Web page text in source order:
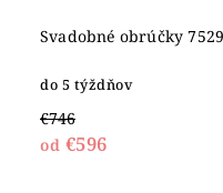
Svadobné obrúčky
do 5 týždňov
€746
od €596